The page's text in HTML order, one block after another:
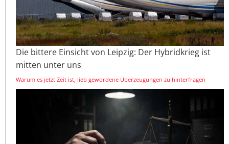
Die bittere Einsicht von Leipzig: Der Hybridkrieg ist
mitten unter uns
Warum es jetzt Zeit ist, lieb gewordene Überzeugungen zu hinterfragen